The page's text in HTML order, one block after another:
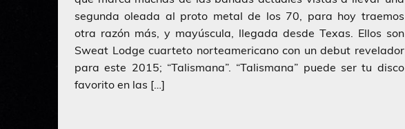
segunda oleada al proto metal de los 70, para hoy traemos
otra razón más, y mayúscula, llegada desde Texas. Ellos son
Sweat Lodge cuarteto norteamericano con un debut revelador
para este 2015; “Talismana”. “Talismana” puede ser tu disco
favorito en las […]